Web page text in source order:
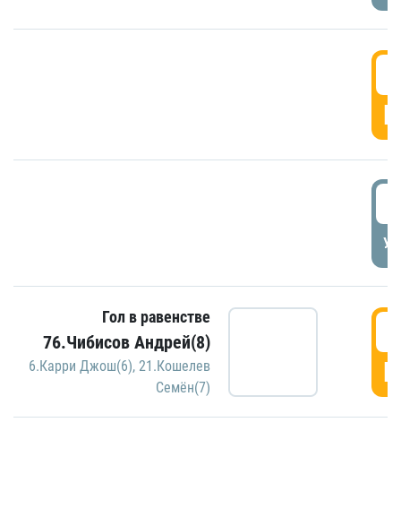
Гол в равенстве
76.Чибисов Андрей(8)
6.Карри Джош(6), 21.Кошелев
Семён(7)